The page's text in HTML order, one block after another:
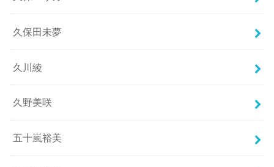
久保田未夢
久川綾
久野美咲
五十嵐裕美